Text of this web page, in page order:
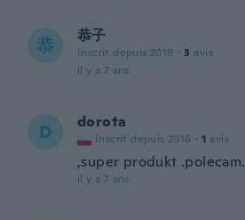
恭 恭子
Inscrit depuis 2019 · 3 avis
il y a 7 ans
D dorota
Inscrit depuis 2016 · 1 avis
,super produkt .polecam.
il y a 7 ans